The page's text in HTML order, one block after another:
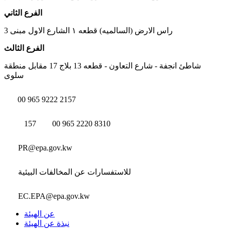
الفرع الثاني
راس الارض (السالميه) قطعه ١ الشارع الاول مبنى 3
الفرع الثالث
شاطئ انجفة - شارع التعاون - قطعه 13 بلاج 17 مقابل منطقة
سلوى
00 965 9222 2157
157 00 965 2220 8310
PR@epa.gov.kw
للاستفسارات عن المخالفات البيئية
EC.EPA@epa.gov.kw
عن الهيئة
نبذة عن الهيئة